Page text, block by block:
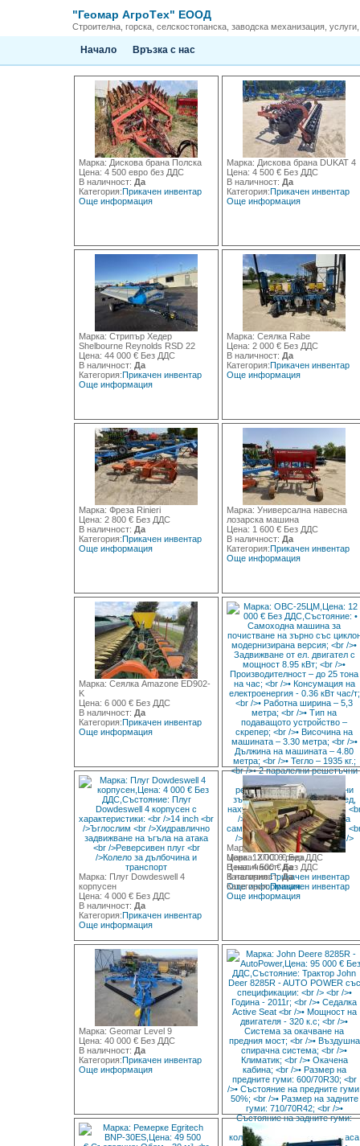
"Геомар АгроTех" ЕООД
Строителна, горска, селскостопанска, заводска механизация,
Начало Връзка с нас
Марка: Дискова брана Полска
Цена: 4 500 евро без ДДС
В наличност: Да
Категория:Прикачен инвентар
Още информация
Марка: Дискова брана DUKAT 4
Цена: 4 500 € Без ДДС
В наличност:Да
Категория:Прикачен инвентар
Още информация
Марка: Стрипър Хедер
Shelbourne Reynolds RSD 22
Цена: 44 000 € Без ДДС
В наличност: Да
Категория:Прикачен инвентар
Още информация
Марка: Сеялка Rabe
Цена: 2 000 € Без ДДС
В наличност:Да
Категория:Прикачен инвентар
Още информация
Марка: Фреза Rinieri
Цена: 2 800 € Без ДДС
В наличност: Да
Категория:Прикачен инвентар
Още информация
Марка: Универсална навесна
лозарска машина
Цена: 1 600 € Без ДДС
В наличност:Да
Категория:Прикачен инвентар
Още информация
Марка: Сеялка Amazone ED902-
K
Цена: 6 000 € Без ДДС
В наличност: Да
Категория:Прикачен инвентар
Още информация
Марка: ОВС-25ЦМ
Цена: 12 000 € Без ДДС
В наличност:Да
Категория:Прикачен инвентар
Още информация
Марка: Плуг Dowdeswell 4
корпусен
Цена: 4 000 € Без ДДС
В наличност: Да
Категория:Прикачен инвентар
Още информация
Марка: ХПС 6 реда
Цена: 4 500 € Без ДДС
В наличност:Да
Категория:Прикачен инвентар
Още информация
Марка: Geomar Level 9
Цена: 40 000 € Без ДДС
В наличност: Да
Категория:Прикачен инвентар
Още информация